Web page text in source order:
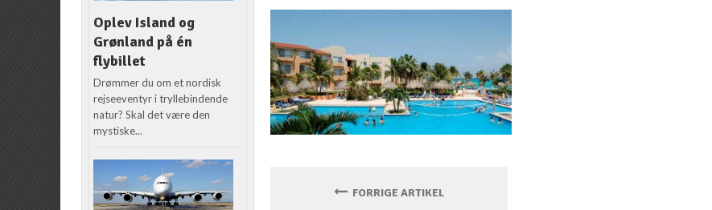
FORRIGE ARTIKEL
Oplev Island og
Grønland på én
flybillet
Drømmer du om et nordisk
rejseeventyr i tryllebindende
natur? Skal det være den
mystiske...